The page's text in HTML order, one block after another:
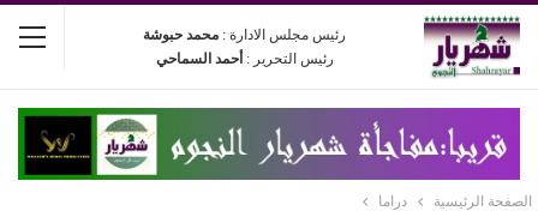
رئيس مجلس الادارة : محمد حبوشة
رئيس التحرير : أحمد السماحي
الصفحة الرئيسية دراما